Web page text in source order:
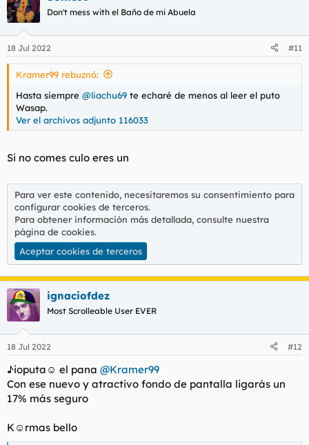
c
i
e
s
Don't mess with el Baño de mi Abuela
18 Jul 2022 #11
Kramer99 rebuznó:
Hasta siempre @liachu69 te echaré de menos al leer el puto
Wasap.
Ver el archivos adjunto 116033
Si no comes culo eres un
Para ver este contenido, necesitaremos su consentimiento para
configurar cookies de terceros.
Para obtener información más detallada, consulte nuestra
página de cookies.
Aceptar cookies de terceros
ignaciofdez
Most Scrolleable User EVER
18 Jul 2022 #12
♪ioputa☺ el pana @Kramer99
Con ese nuevo y atractivo fondo de pantalla ligarás un
17% más seguro
K☺rmas bello